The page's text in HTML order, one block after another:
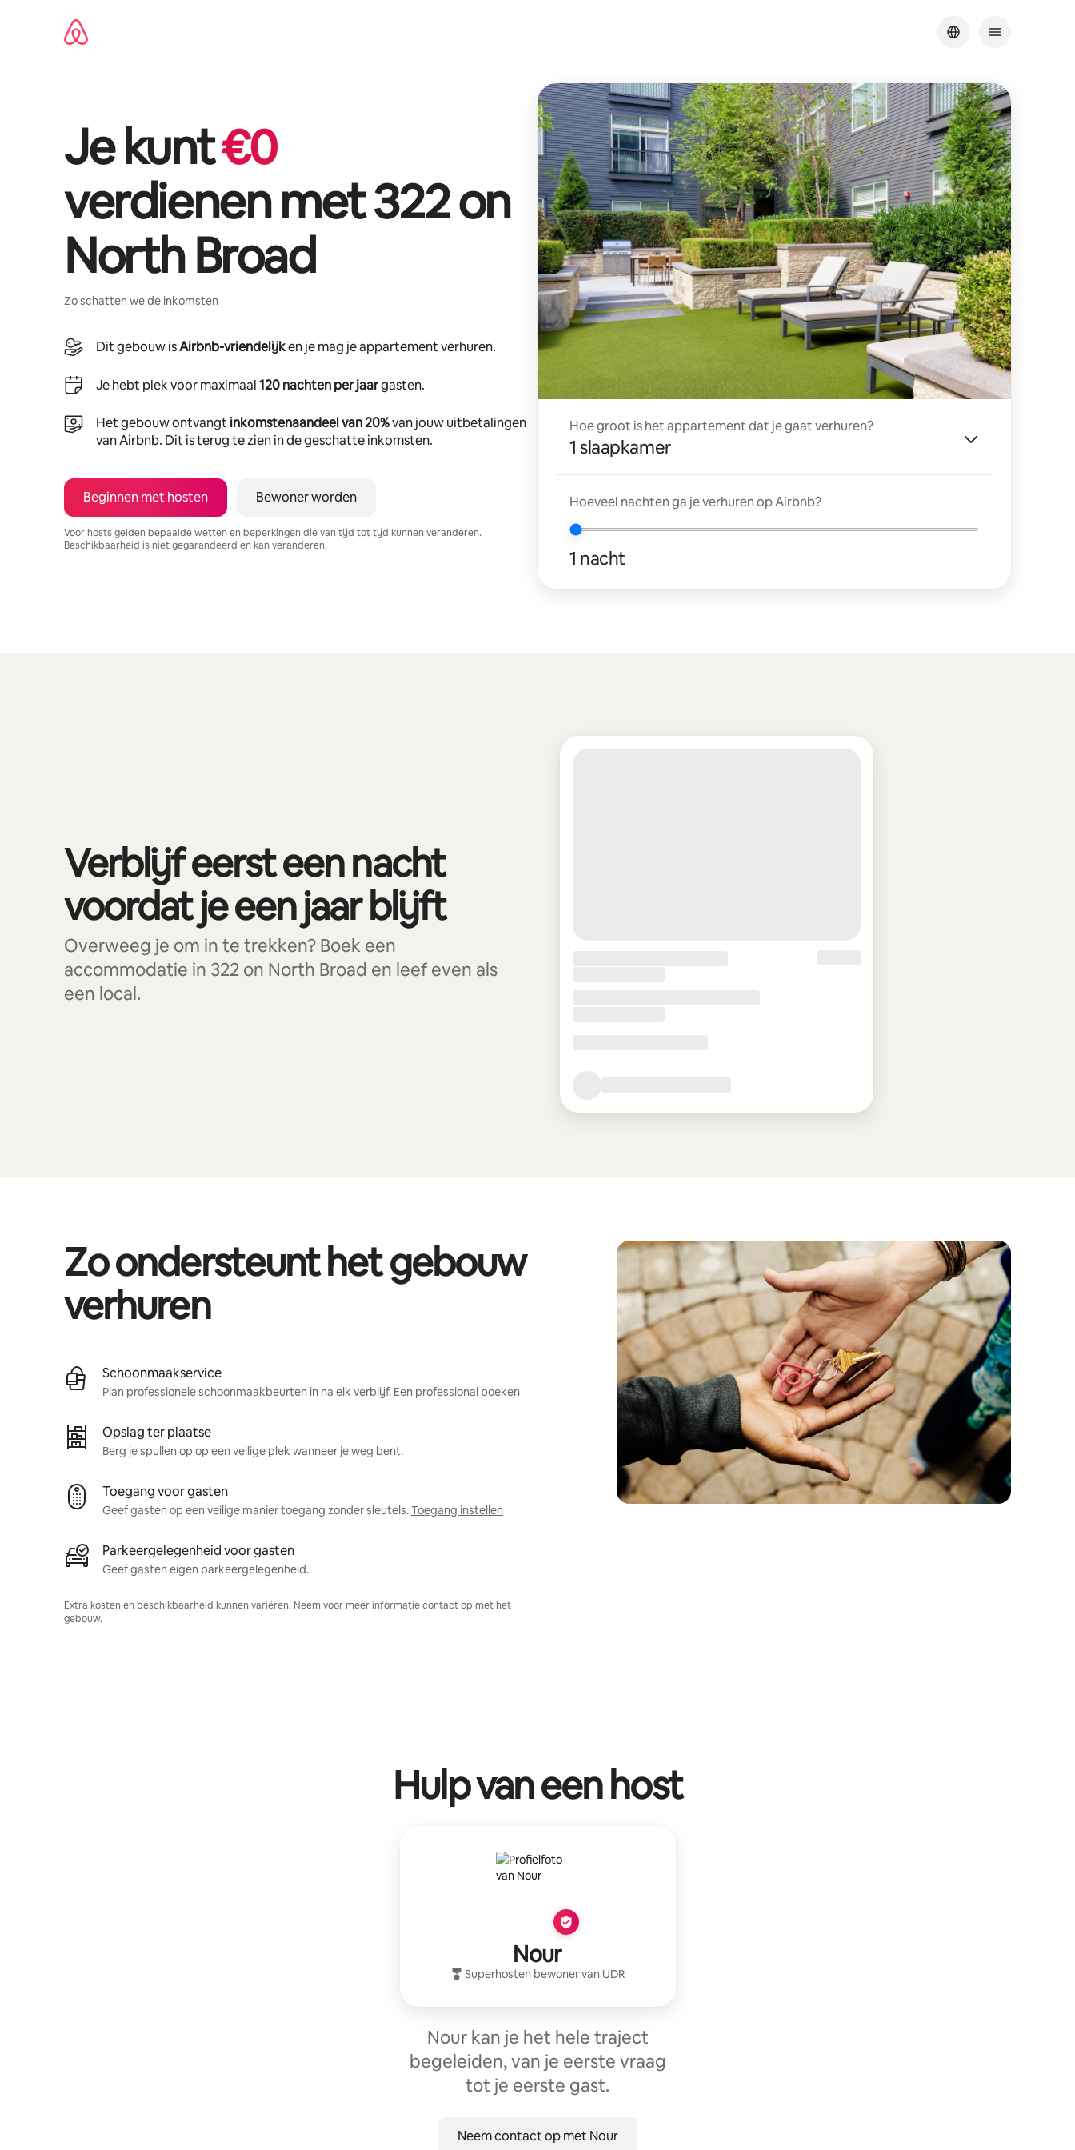
Je kunt€0
verdienen met322 on
North Broad
Zo schatten we de inkomsten
Dit gebouw isAirbnb-vriendelijken je mag je appartement verhuren.
Je hebt plek voor maximaal120 nachten per jaargasten.
Het gebouw ontvangt inkomstenaandeel van 20%van jouw uitbetalingen
van Airbnb. Dit is terug te zien in de geschatte inkomsten.
Beginnen met hosten Bewoner worden
Voor hosts gelden bepaalde wetten en beperkingen die van tijd tot tijd kunnen veranderen.
Beschikbaarheid is niet gegarandeerd en kan veranderen.
Hoe groot is het appartement dat je gaat verhuren?
1 slaapkamer
Hoeveel nachten ga je verhuren op Airbnb?
1 nacht
Verblijf eerst een nacht
voordat je een jaar blijft
Overweeg je om in te trekken? Boek een
accommodatie in 322 on North Broad en leef even als
een local.
Zo ondersteunt het gebouw
verhuren
Schoonmaakservice
Plan professionele schoonmaakbeurten in na elk verblijf. Een professional boeken
Opslag ter plaatse
Berg je spullen op op een veilige plek wanneer je weg bent.
Toegang voor gasten
Geef gasten op een veilige manier toegang zonder sleutels.Toegang instellen
Parkeergelegenheid voor gasten
Geef gasten eigen parkeergelegenheid.
Extra kosten en beschikbaarheid kunnen variëren. Neem voor meer informatie contact op met het
gebouw.
Hulp van een host
Nour
Superhosten bewoner van UDR
Nour kan je het hele traject
begeleiden, van je eerste vraag
tot je eerste gast.
Neem contact op met Nour